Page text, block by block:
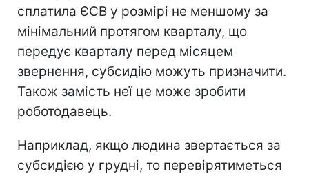
сплатила ЄСВ у розмірі не меншому за
мінімальний протягом кварталу, що
передує кварталу перед місяцем
звернення, субсидію можуть призначити.
Також замість неї це може зробити
роботодавець.
Наприклад, якщо людина звертається за
субсидією у грудні, то перевірятиметься